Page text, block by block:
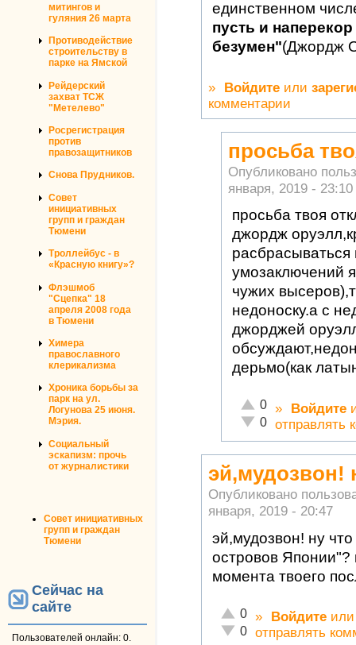
митингов и
гуляния 26 марта
Противодействие
строительству в
парке на Ямской
Рейдерский
захват ТСЖ
"Метелево"
Росрегистрация
против
правозащитников
Снова Прудников.
Совет
инициативных
групп и граждан
Тюмени
Троллейбус - в
«Красную книгу»?
Флэшмоб
"Сцепка" 18
апреля 2008 года
в Тюмени
Химера
православного
клерикализма
Хроника борьбы за
парк на ул.
Логунова 25 июня.
Мэрия.
Социальный
эскапизм: прочь
от журналистики
Совет инициативных
групп и граждан
Тюмени
Сейчас на
сайте
Пользователей онлайн: 0.
единственном
пусть и
безумен"(Джордж
» Войдите или
комментарии
просьба
Опубликовано
января, 2019 - 23:10
просьба твоя
джордж
расбрасываться
умозаключений
чужих
недоноску.а с
джорджей
дерьмо(как
Отлично!
0
Неадекватно!
0
» Войдите
отправлять
эй,мудозвон!
Опубликовано
января, 2019 - 20:47
эй,мудозвон! ну
островов Японии"?
момента твоего
Отлично!
0
Неадекватно!
0
» Войдите
отправлять